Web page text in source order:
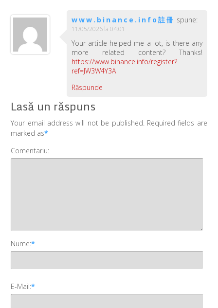
www.binance.info註冊 spune:
11/05/2026 la 04:01
Your article helped me a lot, is there any
more related content? Thanks!
https://www.binance.info/register?
ref=JW3W4Y3A
Răspunde
Lasă un răspuns
Your email address will not be published. Required fields are
marked as*
Comentariu:
Nume:*
E-Mail:*